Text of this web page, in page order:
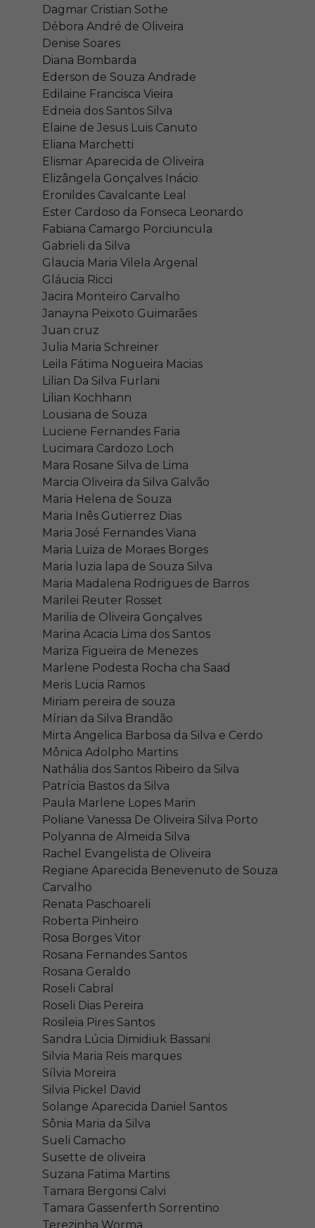
Dagmar Cristian Sothe
Débora André de Oliveira
Denise Soares
Diana Bombarda
Ederson de Souza Andrade
Edilaine Francisca Vieira
Edneia dos Santos Silva
Elaine de Jesus Luis Canuto
Eliana Marchetti
Elismar Aparecida de Oliveira
Elizângela Gonçalves Inácio
Eronildes Cavalcante Leal
Ester Cardoso da Fonseca Leonardo
Fabiana Camargo Porciuncula
Gabrieli da Silva
Glaucia Maria Vilela Argenal
Gláucia Ricci
Jacira Monteiro Carvalho
Janayna Peixoto Guimarães
Juan cruz
Julia Maria Schreiner
Leila Fátima Nogueira Macias
Lilian Da Silva Furlani
Lilian Kochhann
Lousiana de Souza
Luciene Fernandes Faria
Lucimara Cardozo Loch
Mara Rosane Silva de Lima
Marcia Oliveira da Silva Galvão
Maria Helena de Souza
Maria Inês Gutierrez Dias
Maria José Fernandes Viana
Maria Luiza de Moraes Borges
Maria luzia lapa de Souza Silva
Maria Madalena Rodrigues de Barros
Marilei Reuter Rosset
Marilia de Oliveira Gonçalves
Marina Acacia Lima dos Santos
Mariza Figueira de Menezes
Marlene Podesta Rocha cha Saad
Meris Lucia Ramos
Miriam pereira de souza
Mírian da Silva Brandão
Mirta Angelica Barbosa da Silva e Cerdo
Mônica Adolpho Martins
Nathália dos Santos Ribeiro da Silva
Patrícia Bastos da Silva
Paula Marlene Lopes Marin
Poliane Vanessa De Oliveira Silva Porto
Polyanna de Almeida Silva
Rachel Evangelista de Oliveira
Regiane Aparecida Benevenuto de Souza
Carvalho
Renata Paschoareli
Roberta Pinheiro
Rosa Borges Vitor
Rosana Fernandes Santos
Rosana Geraldo
Roseli Cabral
Roseli Dias Pereira
Rosileia Pires Santos
Sandra Lúcia Dimidiuk Bassani
Silvia Maria Reis marques
Sílvia Moreira
Silvia Pickel David
Solange Aparecida Daniel Santos
Sônia Maria da Silva
Sueli Camacho
Susette de oliveira
Suzana Fatima Martins
Tamara Bergonsi Calvi
Tamara Gassenferth Sorrentino
Terezinha Worma